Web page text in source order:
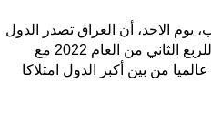
يوم الاحد، أن العراق تصدر الدول
الأكثر شراءً للمعدن الأصفر للربع الثاني من العام 2022 مع
محافظته على مرتبته الـ 30 عالميا من بين أكبر الدول امتلاكا